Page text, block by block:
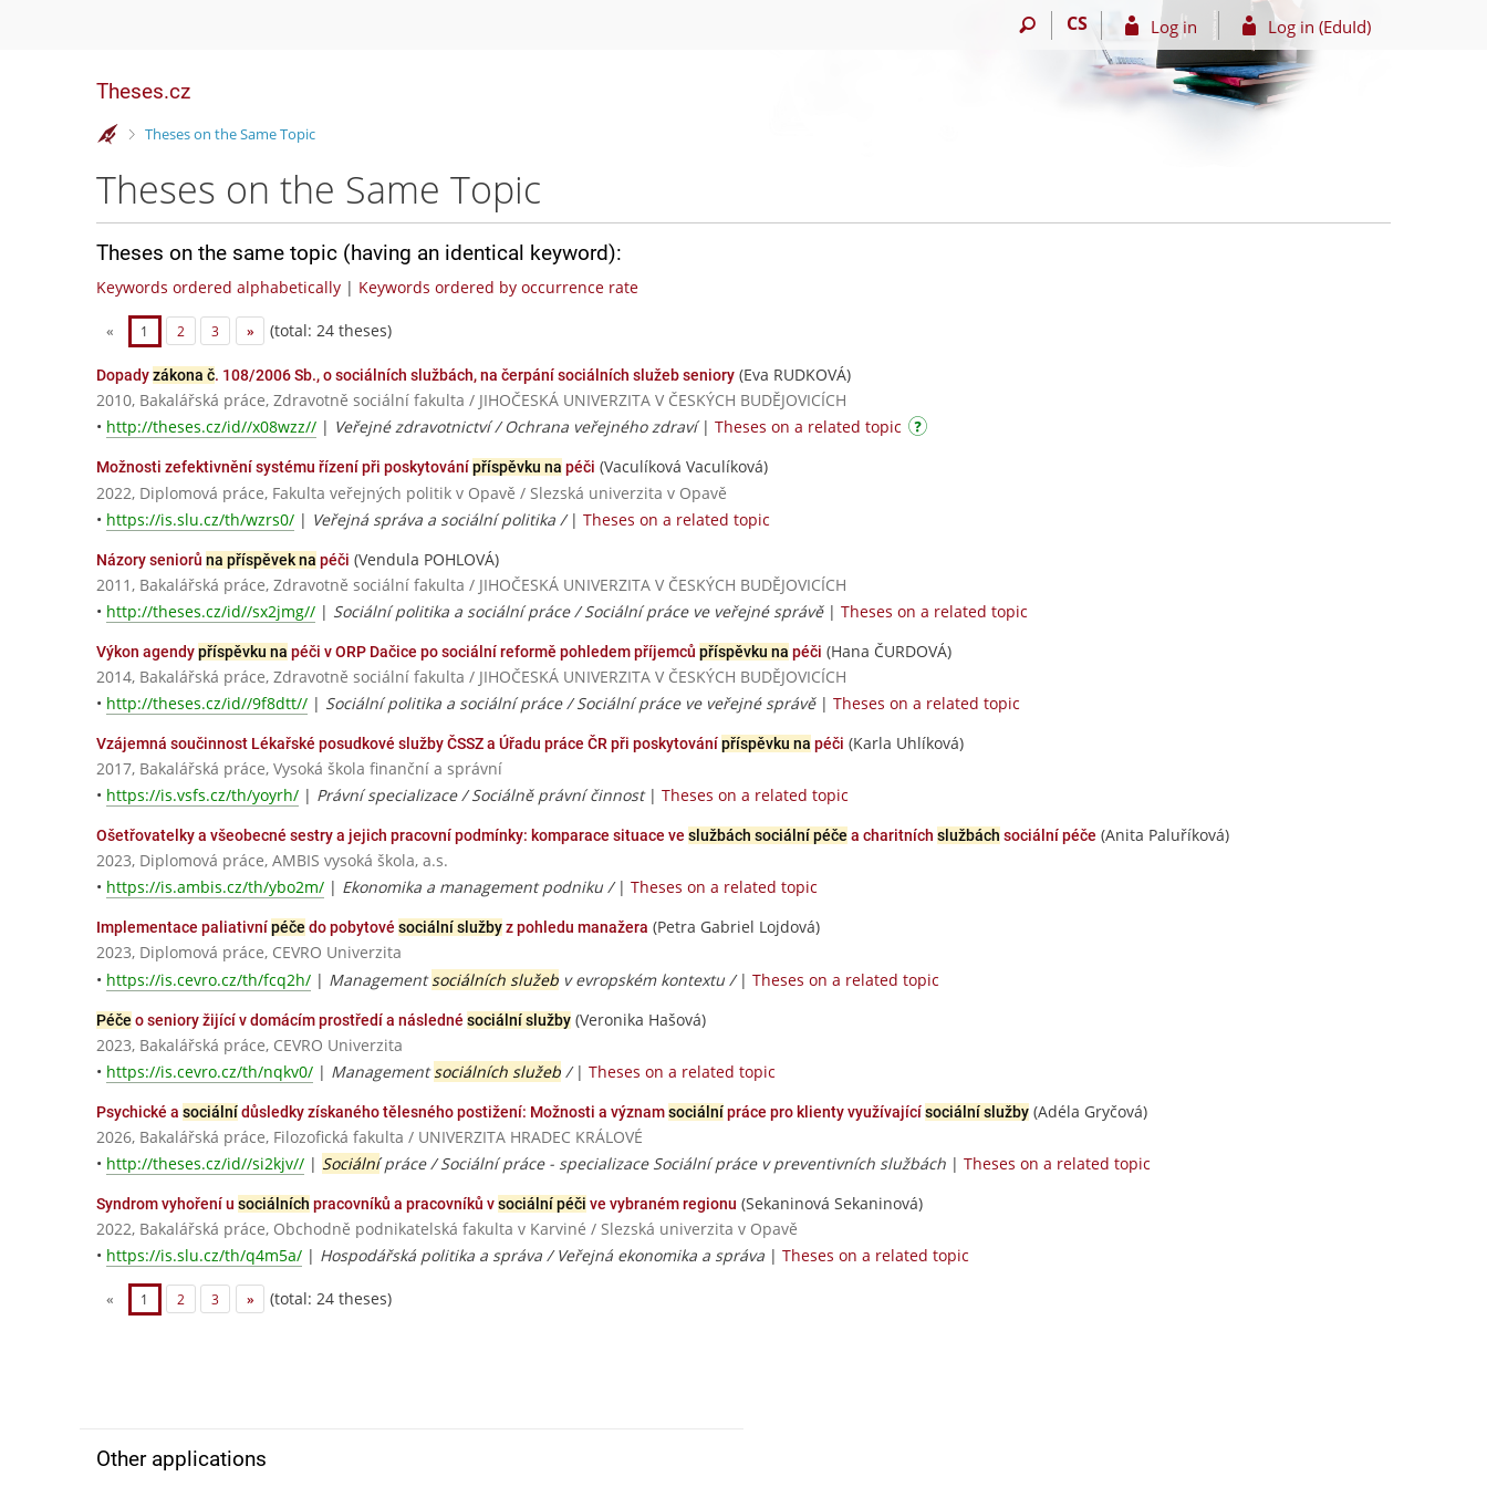
CS Log in Log in (EduId)
Theses.cz
>
Theses on the Same Topic
Theses on the Same Topic
Theses on the same topic (having an identical keyword):
Keywords ordered alphabetically | Keywords ordered by occurrence rate
« 1 2 3 » (total: 24 theses)
Dopadyzákona č. 108/2006 Sb., o sociálních službách, na čerpání sociálních služeb seniory (Eva RUDKOVÁ)
2010, Bakalářská práce, Zdravotně sociální fakulta / JIHOČESKÁ UNIVERZITA V ČESKÝCH BUDĚJOVICÍCH
• http://theses.cz/id//x08wzz// | Veřejné zdravotnictví / Ochrana veřejného zdraví| Theses on a related topic
Možnosti zefektivnění systému řízení při poskytovánípříspěvku na péči (Vaculíková Vaculíková)
2022, Diplomová práce, Fakulta veřejných politik v Opavě / Slezská univerzita v Opavě
• https://is.slu.cz/th/wzrs0/ | Veřejná správa a sociální politika / | Theses on a related topic
Názory seniorů na příspěvek na péči (Vendula POHLOVÁ)
2011, Bakalářská práce, Zdravotně sociální fakulta / JIHOČESKÁ UNIVERZITA V ČESKÝCH BUDĚJOVICÍCH
• http://theses.cz/id//sx2jmg// | Sociální politika a sociální práce / Sociální práce ve veřejné správě| Theses on a related topic
Výkon agendypříspěvku na péči v ORP Dačice po sociální reformě pohledem příjemců příspěvku na péči (Hana ČURDOVÁ)
2014, Bakalářská práce, Zdravotně sociální fakulta / JIHOČESKÁ UNIVERZITA V ČESKÝCH BUDĚJOVICÍCH
• http://theses.cz/id//9f8dtt// | Sociální politika a sociální práce / Sociální práce ve veřejné správě| Theses on a related topic
Vzájemná součinnost Lékařské posudkové služby ČSSZ a Úřadu práce ČR při poskytovánípříspěvku na péči (Karla Uhlíková)
2017, Bakalářská práce, Vysoká škola finanční a správní
• https://is.vsfs.cz/th/yoyrh/ | Právní specializace / Sociálně právní činnost| Theses on a related topic
Ošetřovatelky a všeobecné sestry a jejich pracovní podmínky: komparace situace ve službách sociální péče a charitních službách sociální péče (Anita Paluříková)
2023, Diplomová práce, AMBIS vysoká škola, a.s.
• https://is.ambis.cz/th/ybo2m/ | Ekonomika a management podniku / | Theses on a related topic
Implementace paliativnípéče do pobytové sociální službyz pohledu manažera (Petra Gabriel Lojdová)
2023, Diplomová práce, CEVRO Univerzita
• https://is.cevro.cz/th/fcq2h/ | Managementsociálních služeb v evropském kontextu / | Theses on a related topic
Péče o seniory žijící v domácím prostředí a následné sociální služby (Veronika Hašová)
2023, Bakalářská práce, CEVRO Univerzita
• https://is.cevro.cz/th/nqkv0/ | Managementsociálních služeb / | Theses on a related topic
Psychické a sociálnídůsledky získaného tělesného postižení: Možnosti a významsociálnípráce pro klienty využívajícísociální služby (Adéla Gryčová)
2026, Bakalářská práce, Filozofická fakulta / UNIVERZITA HRADEC KRÁLOVÉ
• http://theses.cz/id//si2kjv// | Sociálnípráce / Sociální práce - specializace Sociální práce v preventivních službách | Theses on a related topic
Syndrom vyhoření u sociálních pracovníků a pracovníků vsociální péči ve vybraném regionu (Sekaninová Sekaninová)
2022, Bakalářská práce, Obchodně podnikatelská fakulta v Karviné / Slezská univerzita v Opavě
• https://is.slu.cz/th/q4m5a/ | Hospodářská politika a správa / Veřejná ekonomika a správa | Theses on a related topic
« 1 2 3 » (total: 24 theses)
Other applications